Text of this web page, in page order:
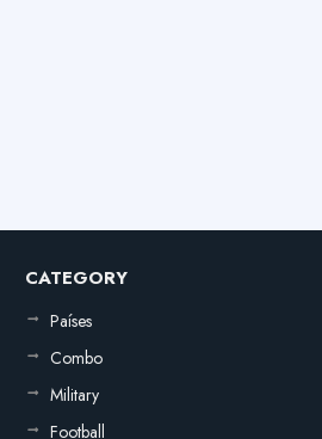
CATEGORY
Países
Combo
Military
Football